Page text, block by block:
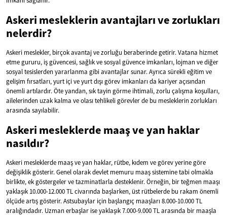
Askeri mesleklerin avantajları ve zorlukları
nelerdir?
Askeri meslekler, birçok avantaj ve zorluğu beraberinde getirir. Vatana hizmet
etme gururu, iş güvencesi, sağlık ve sosyal güvence imkanları, lojman ve diğer
sosyal tesislerden yararlanma gibi avantajlar sunar. Ayrıca sürekli eğitim ve
gelişim fırsatları, yurt içi ve yurt dışı görev imkanları da kariyer açısından
önemli artılardır. Öte yandan, sık tayin görme ihtimali, zorlu çalışma koşulları,
ailelerinden uzak kalma ve olası tehlikeli görevler de bu mesleklerin zorlukları
arasında sayılabilir.
Askeri mesleklerde maaş ve yan haklar
nasıldır?
Askeri mesleklerde maaş ve yan haklar, rütbe, kıdem ve görev yerine göre
değişiklik gösterir. Genel olarak devlet memuru maaş sistemine tabi olmakla
birlikte, ek göstergeler ve tazminatlarla desteklenir. Örneğin, bir teğmen maaşı
yaklaşık 10.000-12.000 TL civarında başlarken, üst rütbelerde bu rakam önemli
ölçüde artış gösterir. Astsubaylar için başlangıç maaşları 8.000-10.000 TL
aralığındadır. Uzman erbaşlar ise yaklaşık 7.000-9.000 TL arasında bir maaşla